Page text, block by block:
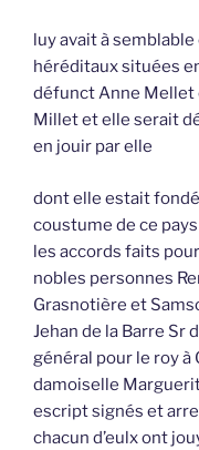
luy avait à
héréditaux situées
défunct Anne Mellet
Millet et elle serait
en jouir par elle
dont elle estait
coustume de ce
les accords faits
nobles personnes
Grasnotière et
Jehan de la Barre Sr
général pour le roy
damoiselle
escript signés et
chacun d’eulx ont